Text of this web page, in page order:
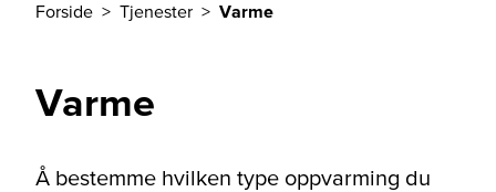
Forside Tjenester Varme
Varme
Å bestemme hvilken type oppvarming du